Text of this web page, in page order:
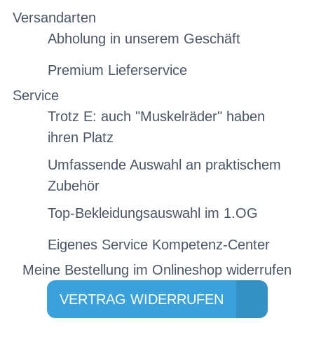
Versandarten
Abholung in unserem Geschäft
Premium Lieferservice
Service
Trotz E: auch "Muskelräder" haben
ihren Platz
Umfassende Auswahl an praktischem
Zubehör
Top-Bekleidungsauswahl im 1.OG
Eigenes Service Kompetenz-Center
Meine Bestellung im Onlineshop widerrufen
VERTRAG WIDERRUFEN